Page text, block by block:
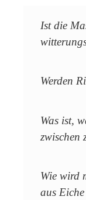
Ist die
Werden
Was ist,
zwischen
Wie wird
aus